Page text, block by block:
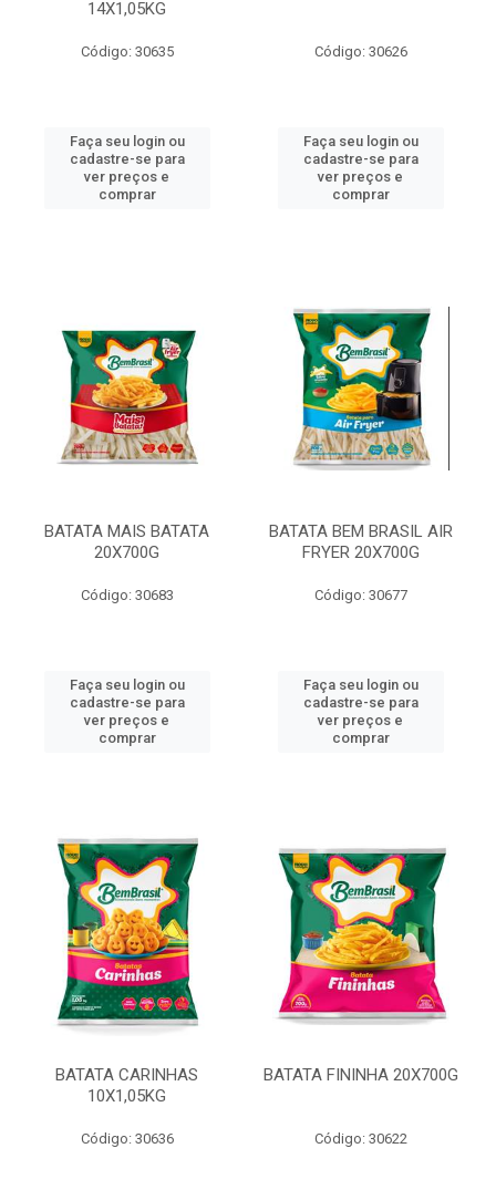
14X1,05KG
Código: 30635
Faça seu login ou
cadastre-se para
ver preços e
comprar
Código: 30626
Faça seu login ou
cadastre-se para
ver preços e
comprar
BATATA MAIS BATATA
20X700G
Código: 30683
Faça seu login ou
cadastre-se para
ver preços e
comprar
BATATA BEM BRASIL AIR
FRYER 20X700G
Código: 30677
Faça seu login ou
cadastre-se para
ver preços e
comprar
BATATA CARINHAS
10X1,05KG
Código: 30636
BATATA FININHA 20X700G
Código: 30622